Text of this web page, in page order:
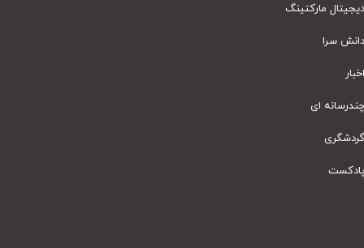
مارکتینگ
سرا
ای